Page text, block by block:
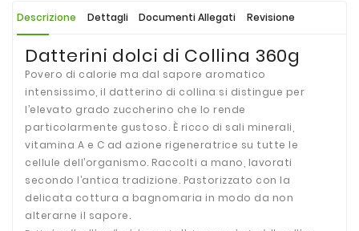
Descrizione Dettagli Documenti Allegati Revisione
Datterini dolci di Collina 360g
Povero di calorie ma dal sapore aromatico
intensissimo, il datterino di collina si distingue per
l’elevato grado zuccherino che lo rende
particolarmente gustoso. È ricco di sali minerali,
vitamina A e C ad azione rigeneratrice su tutte le
cellule dell’organismo. Raccolti a mano, lavorati
secondo l’antica tradizione. Pastorizzato con la
delicata cottura a bagnomaria in modo da non
alterarne il sapore.